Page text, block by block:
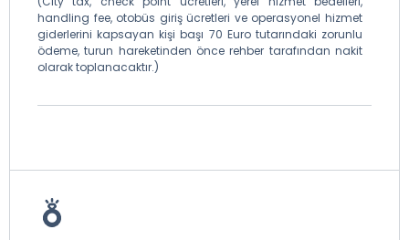
handling fee, otobüs giriş ücretleri ve operasyonel hizmet
giderlerini kapsayan kişi başı 70 Euro tutarındaki zorunlu
ödeme, turun hareketinden önce rehber tarafından nakit
olarak toplanacaktır.)